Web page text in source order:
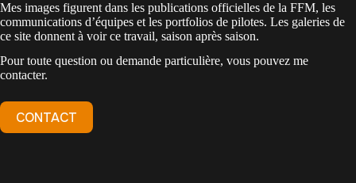
Mes images figurent dans les publications officielles de la FFM, les
communications d’équipes et les portfolios de pilotes. Les galeries de
ce site donnent à voir ce travail, saison après saison.
Pour toute question ou demande particulière, vous pouvez me
contacter.
CONTACT